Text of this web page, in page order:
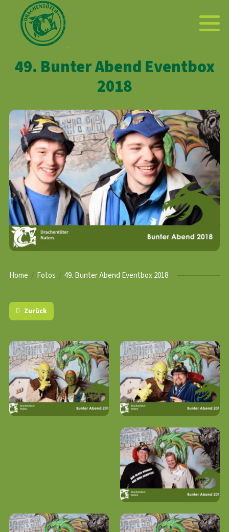
49. Bunter Abend Eventbox
2018
Home Fotos 49. Bunter Abend Eventbox 2018
Zurück